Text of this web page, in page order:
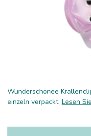
Wunderschönee
einzeln verpackt. Lesen